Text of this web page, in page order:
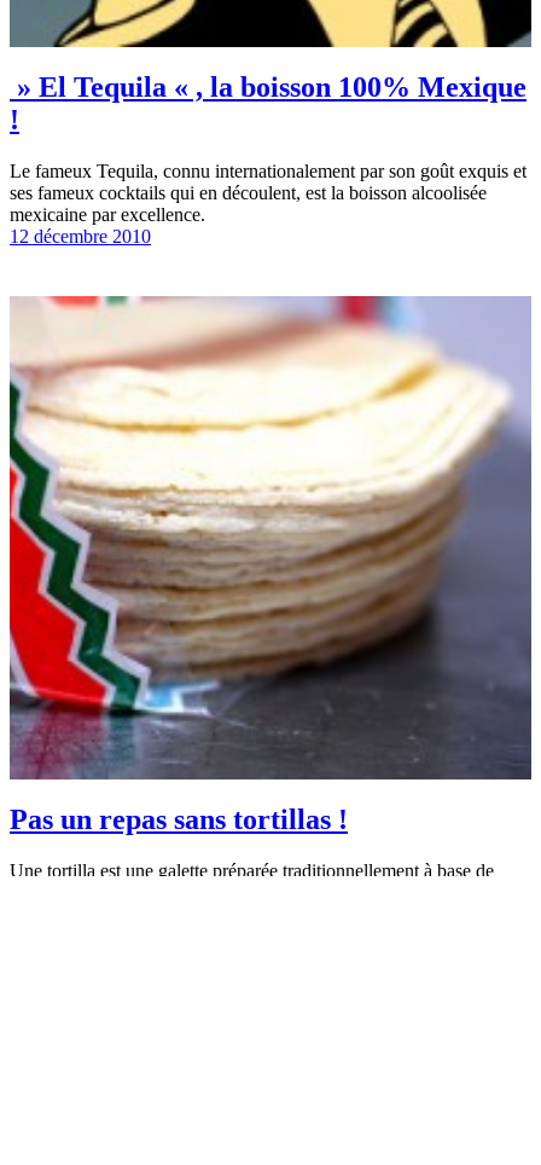
» El Tequila « , la boisson 100% Mexique
!
Le fameux Tequila, connu internationalement par son goût exquis et
ses fameux cocktails qui en découlent, est la boisson alcoolisée
mexicaine par excellence.
12 décembre 2010
Pas un repas sans tortillas !
Une tortilla est une galette préparée traditionnellement à base de